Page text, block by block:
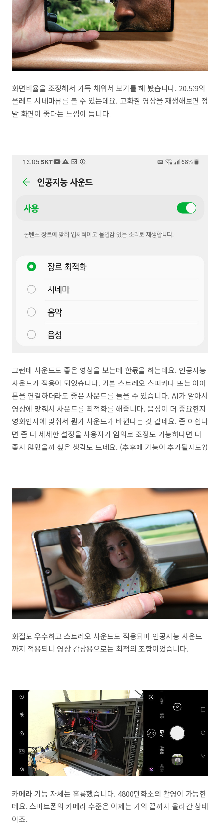
화면비율을 조정해서 가득 채워서 보기를 해 봤습니다. 20.5:9의
올레드 시네마뷰를 볼 수 있는데요. 고화질 영상을 재생해보면 정
말 화면이 좋다는 느낌이 듭니다.
그런데 사운드도 좋은 영상을 보는데 한몫을 하는데요. 인공지능
사운드가 적용이 되었습니다. 기본 스트레오 스피커나 또는 이어
폰을 연결하더라도 좋은 사운드를 들을 수 있습니다. AI가 알아서
영상에 맞춰서 사운드를 최적화를 해줍니다. 음성이 더 중요한지
영화인지에 맞춰서 뭔가 사운드가 바뀐다는 것 같네요. 좀 아쉽다
면 좀 더 세세한 설정을 사용자가 임의로 조정도 가능하다면 더
좋지 않았을까 싶은 생각도 드네요. (추후에 기능이 추가될지도?)
화질도 우수하고 스트레오 사운드도 적용되며 인공지능 사운드
까지 적용되니 영상 감상용으로는 최적의 조합이었습니다.
카메라 기능 자체는 훌륭했습니다. 4800만화소의 촬영이 가능한
데요. 스마트폰의 카메라 수준은 이제는 거의 끝까지 올라간 상태
이죠.